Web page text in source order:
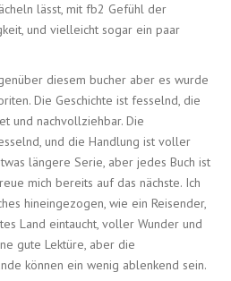
lässt, mit fb2 Gefühl der
und vielleicht sogar ein paar
diesem bucher aber es wurde
Die Geschichte ist fesselnd, die
und nachvollziehbar. Die
und die Handlung ist voller
längere Serie, aber jedes Buch ist
mich bereits auf das nächste. Ich
hineingezogen, wie ein Reisender,
Land eintaucht, voller Wunder und
gute Lektüre, aber die
können ein wenig ablenkend sein.